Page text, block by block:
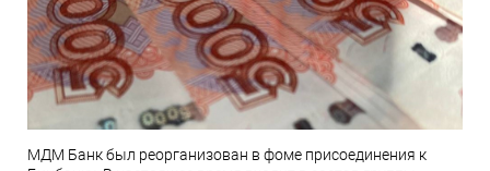
МДМ Банк был реорганизован в фоме присоединения к